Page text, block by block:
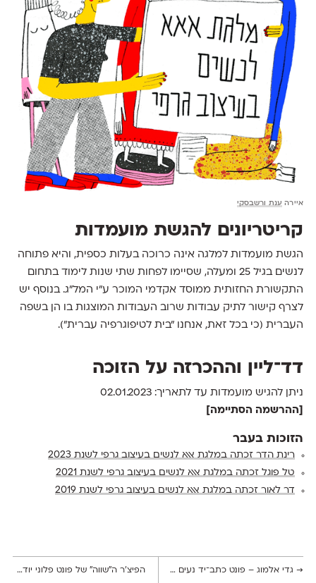
איירה ענת ורשבסקי
קריטריונים להגשת מועמדות
הגשת מועמדות למלגה אינה כרוכה בעלות כספית, והיא פתוחה
לנשים בגיל 25 ומעלה, שסיימו לפחות שתי שנות לימוד בתחום
התקשורת החזותית ממוסד אקדמי המוכר ע״י המל״ג. בנוסף יש
לצרף קישור לתיק עבודות שרוב העבודות המוצגות בו הן בשפה
העברית (כי בכל זאת, אנחנו ״בית לטיפוגרפיה עברית״).
דד־ליין וההכרזה על הזוכה
ניתן להגיש מועמדות עד לתאריך: 02.01.2023
[ההרשמה הסתיימה]
הזוכות בעבר
רינת הדר זכתה במלגת אאא לנשים בעיצוב גרפי לשנת 2023
טל פוגל זכתה במלגת אאא לנשים בעיצוב גרפי לשנת 2021
דר לאור זכתה במלגת אאא לנשים בעיצוב גרפי לשנת 2019
→גדי אלמוג – פונט כתב־יד נעים וחינני לשימוש חופשי הפיצ׳ר ה״שווה״ של פונט פלוני יודע להציג מילים מפוצלות בלשון נקבה או זכר